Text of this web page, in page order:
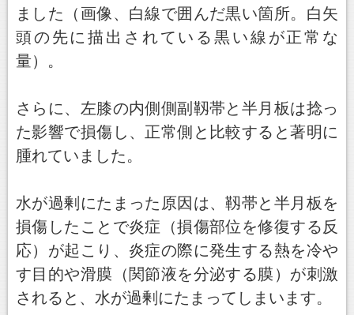
ました（画像、白線で囲んだ黒い箇所。白矢
頭の先に描出されている黒い線が正常な
量）。
さらに、左膝の内側側副靱帯と半月板は捻っ
た影響で損傷し、正常側と比較すると著明に
腫れていました。
水が過剰にたまった原因は、靱帯と半月板を
損傷したことで炎症（損傷部位を修復する反
応）が起こり、炎症の際に発生する熱を冷や
す目的や滑膜（関節液を分泌する膜）が刺激
されると、水が過剰にたまってしまいます。